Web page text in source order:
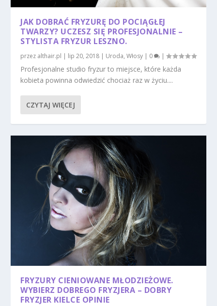
JAK DOBRAĆ FRYZURĘ DO POCIĄGŁEJ
TWARZY? UCZESZ SIĘ PROFESJONALNIE –
STYLISTA FRYZUR LESZNO.
przez althair.pl | lip 20, 2018 | Uroda,Włosy | 0 |
Profesjonalne studio fryzur to miejsce, które każda
kobieta powinna odwiedzić chociaż raz w życiu....
CZYTAJ WIĘCEJ
FRYZURY CIENIOWANE MŁODZIEŻOWE.
WYBIERZ DOBREGO FRYZJERA – DOBRY
FRYZJER KIELCE OPINIE